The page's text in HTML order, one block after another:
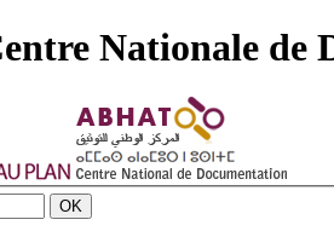
Nationale de